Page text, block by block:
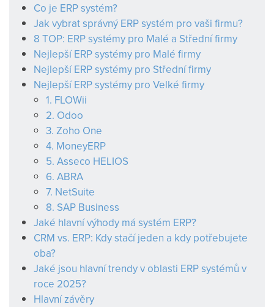
Co je ERP systém?
Jak vybrat správný ERP systém pro vaši firmu?
8 TOP: ERP systémy pro Malé a Střední firmy
Nejlepší ERP systémy pro Malé firmy
Nejlepší ERP systémy pro Střední firmy
Nejlepší ERP systémy pro Velké firmy
1. FLOWii
2. Odoo
3. Zoho One
4. MoneyERP
5. Asseco HELIOS
6. ABRA
7. NetSuite
8. SAP Business
Jaké hlavní výhody má systém ERP?
CRM vs. ERP: Kdy stačí jeden a kdy potřebujete
oba?
Jaké jsou hlavní trendy v oblasti ERP systémů v
roce 2025?
Hlavní závěry